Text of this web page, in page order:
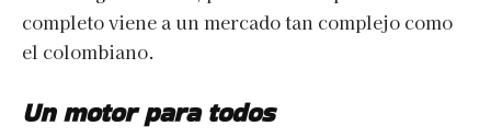
completo viene a un mercado tan complejo como
el colombiano.
Un motor para todos